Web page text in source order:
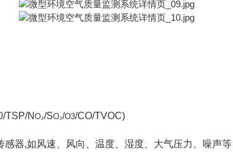
TSP/NO₂/SO₂/O3/CO/TVOC)
器,如风速、风向、温度、湿度、大气压力、噪声等